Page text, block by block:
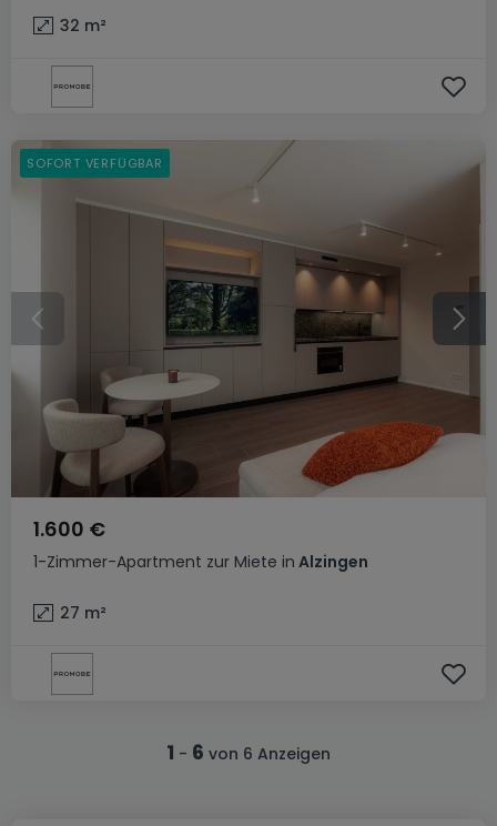
32 m²
1-Zimmer-Apartment zur Miete in Alzingen
1.600 €
27 m²
SOFORT VERFÜGBAR
1 - 6 von 6 Anzeigen